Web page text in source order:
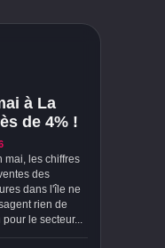
à La
de 4% !
mai, les chiffres
des
dans l'île ne
rien de
pour le secteur...